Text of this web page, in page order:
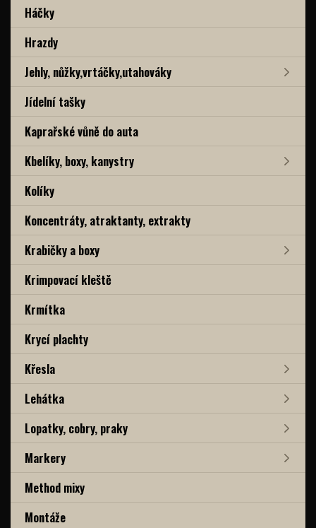
Háčky
Hrazdy
Jehly, nůžky,vrtáčky,utahováky
Jídelní tašky
Kaprařské vůně do auta
Kbelíky, boxy, kanystry
Kolíky
Koncentráty, atraktanty, extrakty
Krabičky a boxy
Krimpovací kleště
Krmítka
Krycí plachty
Křesla
Lehátka
Lopatky, cobry, praky
Markery
Method mixy
Montáže